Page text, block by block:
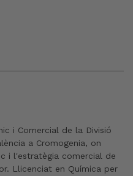
i Comercial de la Divisió
a Cromogenia, on
i l'estratègia comercial de
Llicenciat en Química per